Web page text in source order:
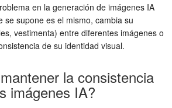
en la generación de imágenes IA
se supone es el mismo, cambia su
vestimenta) entre diferentes imágenes o
de su identidad visual.
la consistencia
imágenes IA?